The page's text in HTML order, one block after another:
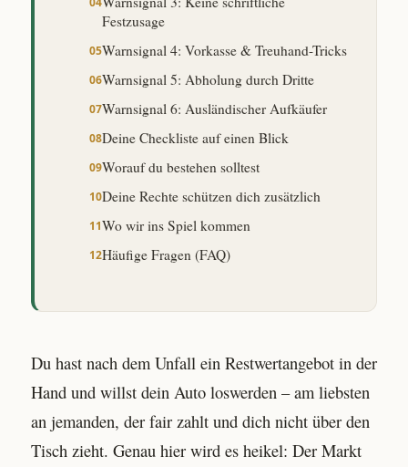
Festzusage
Warnsignal 4: Vorkasse & Treuhand-Tricks
Warnsignal 5: Abholung durch Dritte
Warnsignal 6: Ausländischer Aufkäufer
Deine Checkliste auf einen Blick
Worauf du bestehen solltest
Deine Rechte schützen dich zusätzlich
Wo wir ins Spiel kommen
Häufige Fragen (FAQ)
Du hast nach dem Unfall ein Restwertangebot in der
Hand und willst dein Auto loswerden – am liebsten
an jemanden, der fair zahlt und dich nicht über den
Tisch zieht. Genau hier wird es heikel: Der Markt